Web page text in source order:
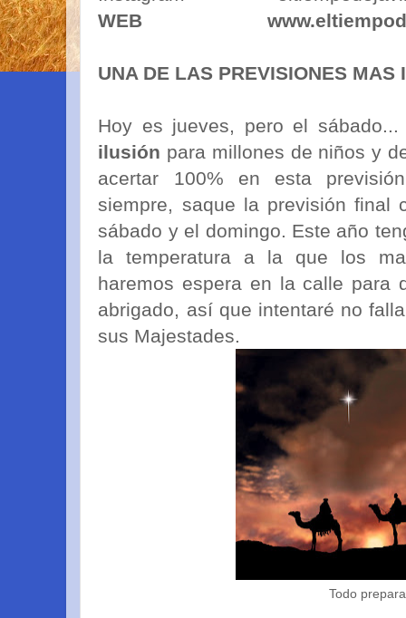
WEB
UNA DE LAS PREVISIONES MAS
Hoy es jueves, pero el
ilusión para millones de niños y
acertar 100% en esta
siempre, saque la previsión final
sábado y el domingo. Este año
la temperatura a la que los
haremos espera en la calle para
abrigado, así que intentaré no
sus Majestades.
Todo